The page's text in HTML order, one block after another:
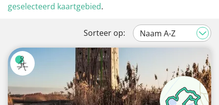
geselecteerd kaartgebied.
Sorteer op: